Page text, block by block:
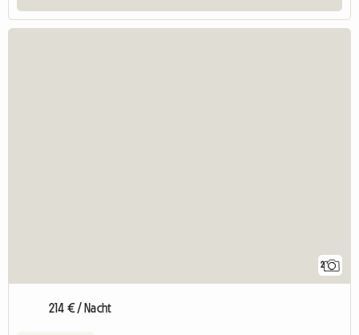
2
214 € / Nacht